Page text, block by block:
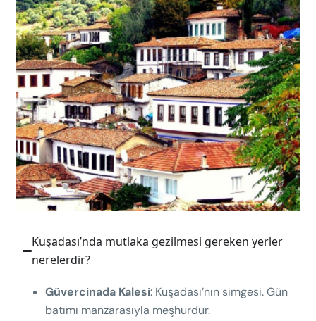
Kuşadası’nda mutlaka gezilmesi gereken yerler
nerelerdir?
Güvercinada Kalesi: Kuşadası’nın simgesi. Gün
batımı manzarasıyla meşhurdur.